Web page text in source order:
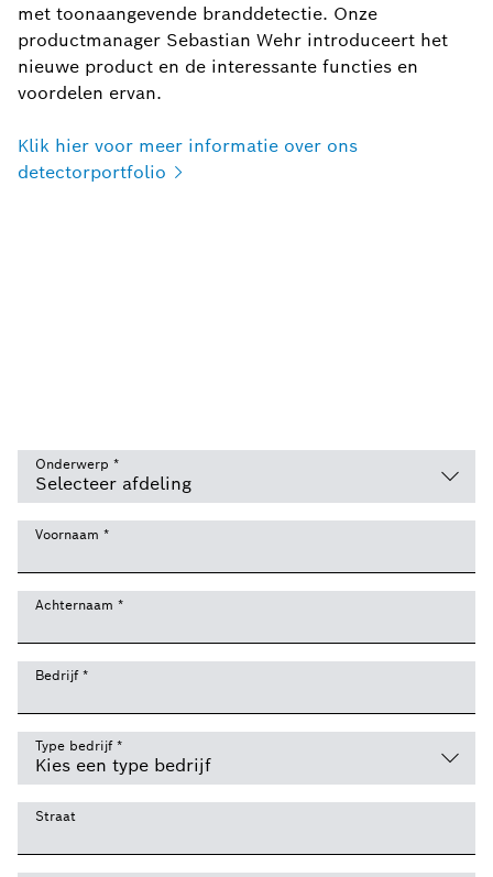
met toonaangevende branddetectie. Onze
productmanager Sebastian Wehr introduceert het
nieuwe product en de interessante functies en
voordelen ervan.
Klik hier voor meer informatie over ons
detectorportfolio
Onderwerp *
Voornaam *
Achternaam *
Bedrijf *
Type bedrijf *
Straat